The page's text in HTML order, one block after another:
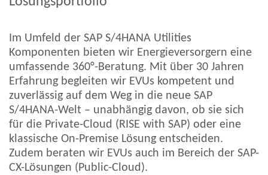
Im Umfeld der SAP S/4HANA Utilities
Komponenten bieten wir Energieversorgern eine
umfassende 360°-Beratung. Mit über 30 Jahren
Erfahrung begleiten wir EVUs kompetent und
zuverlässig auf dem Weg in die neue SAP
S/4HANA-Welt – unabhängig davon, ob sie sich
für die Private-Cloud (RISE with SAP) oder eine
klassische On-Premise Lösung entscheiden.
Zudem beraten wir EVUs auch im Bereich der SAP-
CX-Lösungen (Public-Cloud).